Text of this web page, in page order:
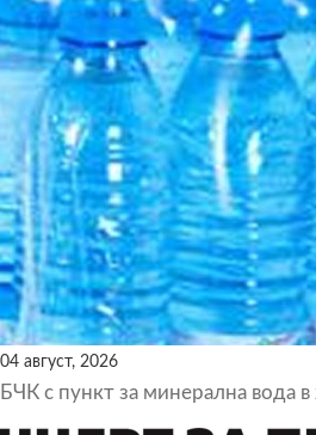
04 август, 2026
БЧК с пункт за минерална вода